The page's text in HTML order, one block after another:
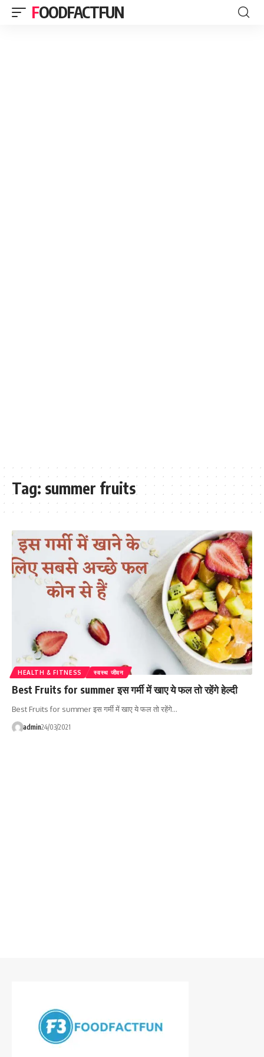
FOODFACTFUN
Tag: summer fruits
HEALTH & FITNESS स्वस्थ जीवन
Best Fruits for summer इस गर्मी में खाए ये फल तो रहेंगे हेल्दी
Best Fruits for summer इस गर्मी में खाए ये फल तो रहेंगे…
admin24/03/2021